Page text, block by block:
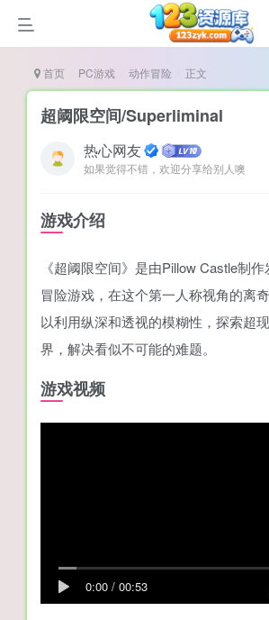
（摸鱼游戏）
首页 PC游戏 动作冒险 正文
超阈限空间/Superliminal
热心网友
如果觉得不错，欢迎分享给别人噢
游戏介绍
《超阈限空间》是由Pillow Castle制
冒险游戏，在这个第一人称视角的离
以利用纵深和透视的模糊性，探索超
界，解决看似不可能的难题。
游戏视频
0:00 / 00:53